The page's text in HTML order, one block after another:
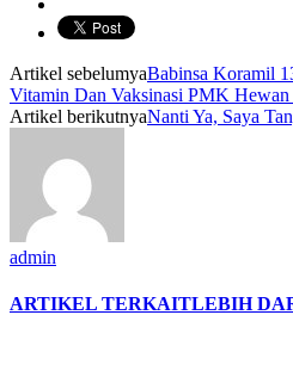
Artikel sebelumyaBabinsa Koramil
Vitamin Dan Vaksinasi PMK Hewan
Artikel berikutnyaNanti Ya, Saya
admin
ARTIKEL TERKAITLEBIH